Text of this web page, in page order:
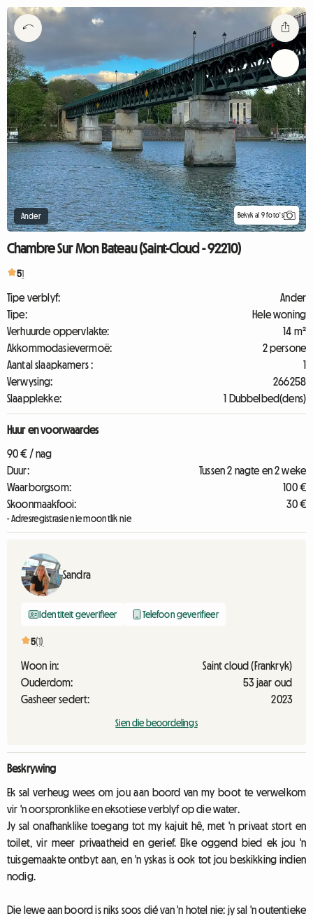
Ander Bekyk al 9 foto's
Chambre Sur Mon Bateau (Saint-Cloud - 92210)
51
Tipe verblyf:
Ander
Tipe:
Hele woning
Verhuurde oppervlakte:
14 m²
Akkommodasievermoë:
2 persone
Aantal slaapkamers :
1
Verwysing:
266258
Slaapplekke:
1 Dubbelbed(dens)
Huur en voorwaardes
90 € / nag
Duur:
Tussen 2 nagte en 2 weke
Waarborgsom:
100 €
Skoonmaakfooi:
30 €
- Adresregistrasie nie moontlik nie
Sandra
Identiteit geverifieer Telefoon geverifieer
5(1)
Woon in:
Saint cloud (Frankryk)
Ouderdom:
53 jaar oud
Gasheer sedert:
2023
Sien die beoordelings
Beskrywing
Ek sal verheug wees om jou aan boord van my boot te verwelkom
vir 'n oorspronklike en eksotiese verblyf op die water.
Jy sal onafhanklike toegang tot my kajuit hê, met 'n privaat stort en
toilet, vir meer privaatheid en gerief. Elke oggend bied ek jou 'n
tuisgemaakte ontbyt aan, en 'n yskas is ook tot jou beskikking indien
nodig.
Die lewe aan boord is niks soos dié van 'n hotel nie: jy sal 'n outentieke